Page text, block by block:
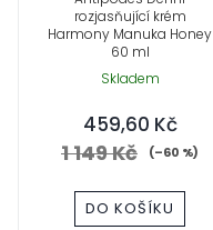
rozjasňující krém
Harmony Manuka Honey
60 ml
Skladem
459,60 Kč
1 149 Kč (–60 %)
DO KOŠÍKU